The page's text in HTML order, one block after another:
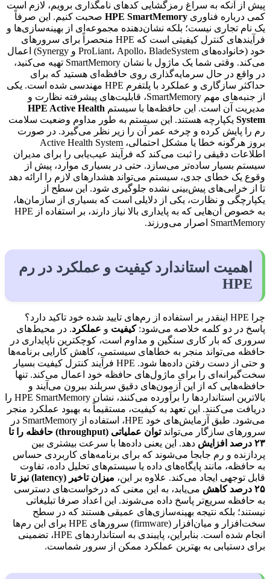
پیش از آنکه به سراغ رمزگشایی کدهای نامگذاری برویم، لازم است
کمی درباره فناوری HPE SmartMemory صحبت کنیم. این صرفاً
یک نام تجاری نیست؛ بلکه نشان‌دهنده مجموعه‌ای از بهینه‌سازی‌ها و
فرآیندهای کنترل کیفیتی است که HPE منحصراً برای سرورهای
خود (خانواده‌های ProLiant، Apollo، BladeSystem و Synergy) اعمال
می‌کند. وقتی شما یک ماژول با نشان SmartMemory تهیه می‌کنید،
در واقع در حال سرمایه‌گذاری روی حافظه‌ای هستید که برای
حداکثر سازگاری و عملکرد با پلتفرم HPE مهندسی شده است. یکی
از جنبه‌های مهم SmartMemory، قابلیت‌های پیشرفته نظارت و
مدیریت آن است. این حافظه‌ها با سیستم HPE Active Health
System یکپارچه هستند. این سیستم به طور مداوم وضعیت سلامت
رم را پایش کرده و چرخه عمر آن را زیر نظر می‌گیرد. در صورت
بروز هرگونه خطا یا مشکل احتمالی، Active Health System
اطلاعات دقیقی را ثبت می‌کند که فرآیند عیب‌یابی را برای مدیران
سیستم بسیار ساده‌تر می‌سازد. حتی در بسیاری موارد، پیش از
وقوع یک خطای جدی، سیستم می‌تواند هشدارهای لازم را ارائه دهد
تا از خرابی‌های پیش‌بینی نشده جلوگیری شود. این سطح از
یکپارچگی و نظارت، یکی از دلایلی است که بسیاری از سازمان‌ها،
به خصوص آن‌هایی که به پایداری بالا نیاز دارند، بر استفاده از HPE
SmartMemory اصرار می‌ورزند.
اهمیت استاندارد کیفیت و عملکرد در رم
HPE
چرا HPE اینقدر بر استفاده از رم‌های تایید شده خود تاکید دارد؟
پاسخ در دو کلمه خلاصه می‌شود:کیفیت و عملکرد. در محیط‌های
سروری که بار کاری سنگین و مداوم است، کوچکترین ناپایداری در
حافظه می‌تواند منجر به خطاهای سیستمی، کاهش کارایی برنامه‌ها
و حتی از دست رفتن داده‌ها شود. HPE فرآیند کنترل کیفیت بسیار
سخت‌گیرانه‌ای را برای ماژول‌های حافظه خود اعمال می‌کند. تنها
حافظه‌هایی که از این آزمون‌های دقیق سربلند بیرون می‌آیند و
بالاترین استانداردها را برآورده می‌کنند، نشان HPE SmartMemory را
دریافت می‌کنند. این تعهد به کیفیت، مستقیماً به بهبود عملکرد منجر
می‌شود. طبق آزمایش‌های خود HPE، استفاده از SmartMemory در
سرورهای سازگار می‌تواندتوان عملیاتی (throughput) حافظه را تا
۲۳ درصد افزایش دهد. این یعنی داده‌ها با سرعت بیشتری بین
پردازنده و رم جابجا می‌شوند که برای برنامه‌های کاربردی حساس
به حافظه، مانند پایگاه‌های داده یا سیستم‌های تحلیل داده، تفاوت
قابل توجهی ایجاد می‌کند. علاوه بر این، میزان تاخیر (latency) نیز تا
۲۵ درصد کاهش می‌یابد، به این معنی که درخواست‌های دسترسی
به حافظه سریع‌تر پاسخ داده می‌شوند. این اعداد صرفا تبلیغاتی
نیستند؛ بلکه نتیجه بهینه‌سازی‌های عمیقی هستند که در سطح
سخت‌افزار و میان‌افزار (firmware) سرورهای HPE برای این رم‌ها
انجام شده است. بنابراین، پایبندی به استانداردهای HPE، تضمینی
برای دستیابی به بهترین عملکرد ممکن از سرور شماست.